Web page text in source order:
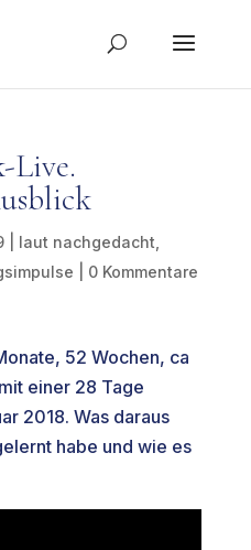
Live.
| laut nachgedacht
0 Kommentare
52 Wochen, ca
einer 28 Tage
2018. Was daraus
habe und wie es